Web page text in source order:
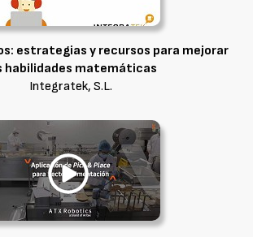
estrategias y recursos para mejorar
habilidades matemáticas
Integratek, S.L.